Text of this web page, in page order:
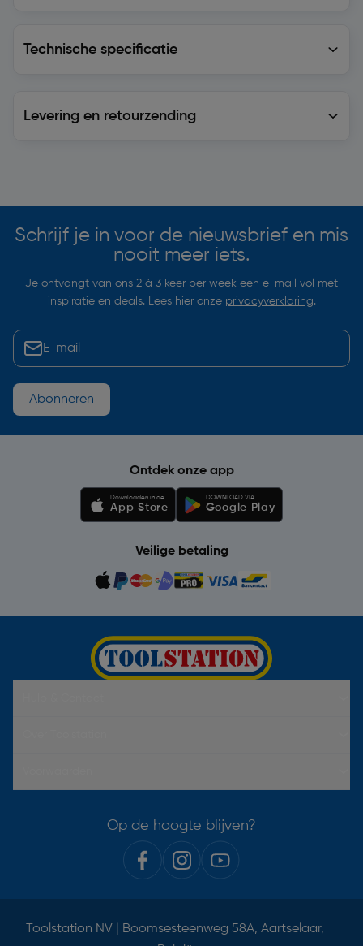
Technische specificatie
Levering en retourzending
Schrijf je in voor de nieuwsbrief en mis
nooit meer iets.
Je ontvangt van ons 2 à 3 keer per week een e-mail vol met
inspiratie en deals. Lees hier onze privacyverklaring.
Abonneren
Ontdek onze app
Downloaden in de
App Store
DOWNLOAD VIA
Google Play
Veilige betaling
Op de hoogte blijven?
Toolstation NV | Boomsesteenweg 58A, Aartselaar,